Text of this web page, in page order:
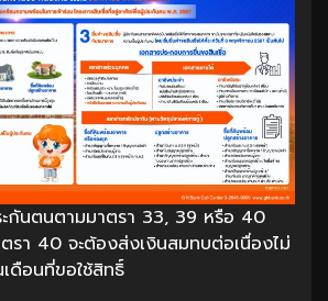
ะกันตนตามมาตรา 33, 39 หรือ 40
รา 40 จะต้องส่งเงินสมทบต่อเนื่องไม่
ดือนที่ขอใช้สิทธิ์